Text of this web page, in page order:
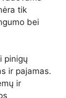
tik
bei
pinigų
ir pajamas.
ir